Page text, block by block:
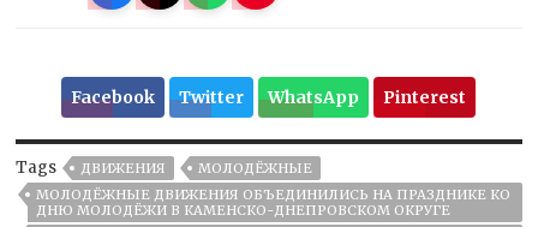
Facebook Twitter WhatsApp Pinterest
Tags ДВИЖЕНИЯ
МОЛОДЁЖНЫЕ
МОЛОДЁЖНЫЕ ДВИЖЕНИЯ ОБЪЕДИНИЛИСЬ НА ПРАЗДНИКЕ КО
ДНЮ МОЛОДЁЖИ В КАМЕНСКО-ДНЕПРОВСКОМ ОКРУГЕ